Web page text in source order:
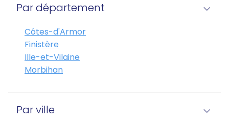
Par département
Côtes-d'Armor
Finistère
Ille-et-Vilaine
Morbihan
Par ville